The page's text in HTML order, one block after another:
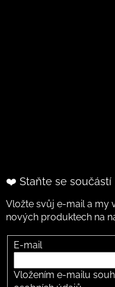
❤️ Staňte se součástí
Vložte svůj e-mail a my
nových produktech na
E-mail
Vložením e-mailu